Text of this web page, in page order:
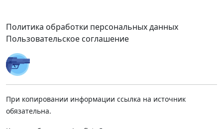
Политика обработки персональных данных
Пользовательское соглашение
При копировании информации ссылка на источник
обязательна.